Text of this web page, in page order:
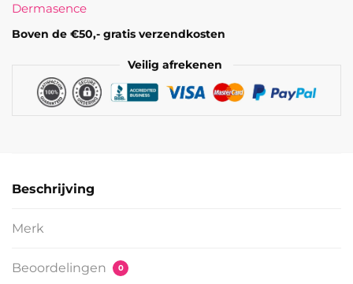
ML
aantal
Dermasence
Boven de €50,- gratis verzendkosten
Veilig afrekenen
Beschrijving
Merk
Beoordelingen 0